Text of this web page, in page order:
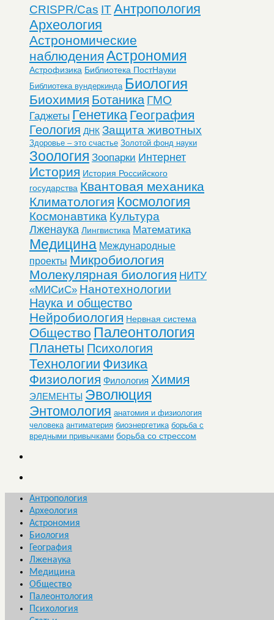
CRISPR/Cas ITАнтропология
Археология
Астрономические
наблюдения Астрономия
Астрофизика Библиотека ПостНауки
Библиотека вундеркинда Биология
Биохимия Ботаника ГМО
Гаджеты Генетика География
Геология ДНК Защита животных
Здоровье – это счастье Золотой фонд науки
Зоология Зоопарки Интернет
История История Российского
государства Квантовая механика
Климатология Космология
Космонавтика Культура
Лженаука Лингвистика Математика
Медицина Международные
проекты Микробиология
Молекулярная биология НИТУ
«МИСиС» Нанотехнологии
Наука и общество
Нейробиология Нервная система
Общество Палеонтология
Планеты Психология
Технологии Физика
Физиология Филология Химия
ЭЛЕМЕНТЫ Эволюция
Энтомология анатомия и физиология
человека антиматерия биоэнергетика борьба с
вредными привычками борьба со стрессом
Антропология
Археология
Астрономия
Биология
География
Лженаука
Медицина
Общество
Палеонтология
Психология